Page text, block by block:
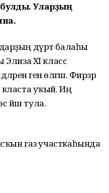
Уларҙың
дүрт балаһы
Элиза XI класс
генә өлгәшә. Фирзәр
уҡый. Иң
өс йәш тула.
газ участкаһында